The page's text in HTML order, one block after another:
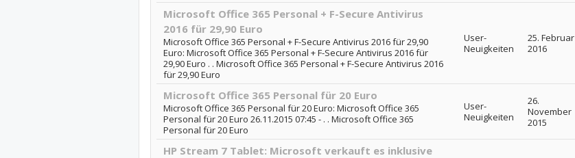
Microsoft Office 365 Personal + F-Secure Antivirus
2016 für 29,90 Euro
Microsoft Office 365 Personal + F-Secure Antivirus 2016 für 29,90
Euro: Microsoft Office 365 Personal + F-Secure Antivirus 2016 für
29,90 Euro . . Microsoft Office 365 Personal + F-Secure Antivirus 2016
für 29,90 Euro
User-
Neuigkeiten
25. Februar
2016
Microsoft Office 365 Personal für 20 Euro
Microsoft Office 365 Personal für 20 Euro: Microsoft Office 365
Personal für 20 Euro 26.11.2015 07:45 - . . Microsoft Office 365
Personal für 20 Euro
User-
Neuigkeiten
26.
November
2015
HP Stream 7 Tablet: Microsoft verkauft es inklusive